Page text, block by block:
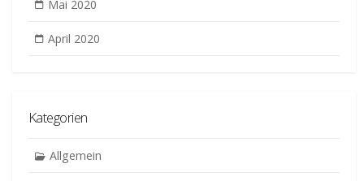
Mai 2020
April 2020
Kategorien
Allgemein